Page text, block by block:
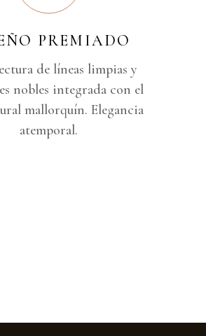
PREMIADO
de líneas limpias y
nobles integrada con el
mallorquín. Elegancia
atemporal.